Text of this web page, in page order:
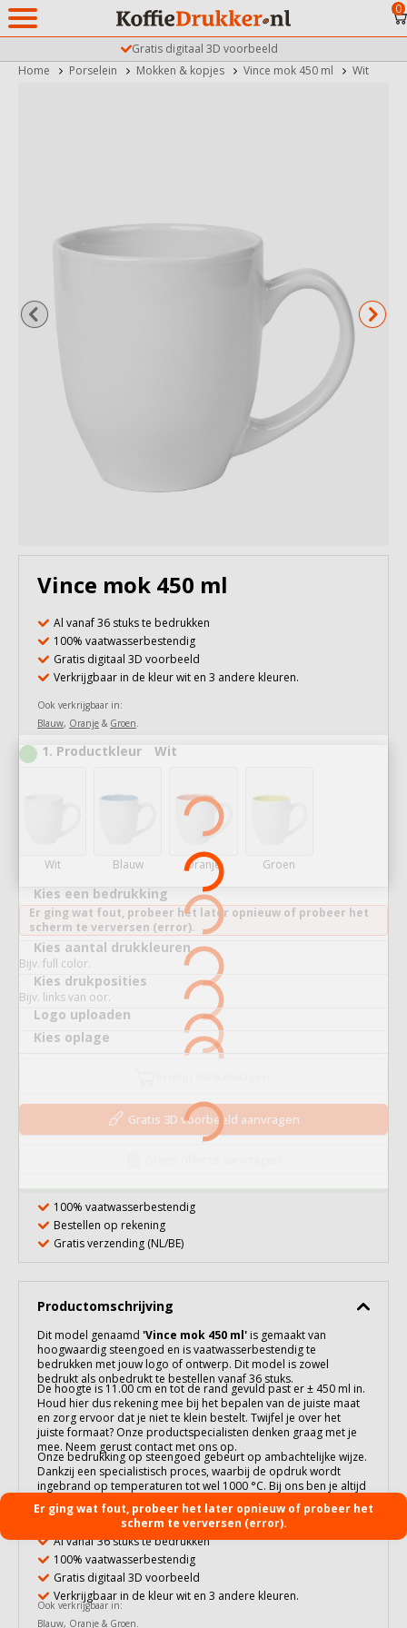
Gratis digitaal 3D voorbeeld
0
Home Porselein Mokken & kopjes Vince mok 450 ml Wit
Vince mok 450 ml
Al vanaf 36 stuks te bedrukken
100% vaatwasserbestendig
Gratis digitaal 3D voorbeeld
Verkrijgbaar in de kleur wit en 3 andere kleuren.
Ook verkrijgbaar in:
Blauw, Oranje & Groen.
1 Productkleur Wit
Wit Blauw Oranje Groen
Kies een bedrukking
Er ging wat fout, probeer het later opnieuw of probeer het
scherm te verversen (error).
Kies aantal drukkleuren
Bijv. full color.
Kies drukposities
Bijv. links van oor.
Logo uploaden
Kies oplage
Gratis 3D voorbeeld aanvragen
100% vaatwasserbestendig
Bestellen op rekening
Gratis verzending (NL/BE)
Productomschrijving
Dit model genaamd 'Vince mok 450 ml' is gemaakt van
hoogwaardig steengoed en is vaatwasserbestendig te
bedrukken met jouw logo of ontwerp. Dit model is zowel
bedrukt als onbedrukt te bestellen vanaf 36 stuks.
De hoogte is 11.00 cm en tot de rand gevuld past er ± 450 ml in.
Houd hier dus rekening mee bij het bepalen van de juiste maat
en zorg ervoor dat je niet te klein bestelt. Twijfel je over het
juiste formaat? Onze productspecialisten denken graag met je
mee. Neem gerust contact met ons op.
Onze bedrukking op steengoed gebeurt op ambachtelijke wijze.
Dankzij een specialistisch proces, waarbij de opdruk wordt
ingebrand op temperaturen tot wel 1000 °C. Bij ons ben je altijd
verzekerd van een duurzame en kwalitatieve bedrukking! Meer
over deze techniek en de gebruiksadviezen lees je op onze
informatiepagina:Bedrukking op Steengoed
Al vanaf 36 stuks te bedrukken
100% vaatwasserbestendig
Gratis digitaal 3D voorbeeld
Verkrijgbaar in de kleur wit en 3 andere kleuren.
Ook verkrijgbaar in:
Blauw, Oranje & Groen.
Er ging wat fout, probeer het later opnieuw of probeer het
scherm te verversen (error).